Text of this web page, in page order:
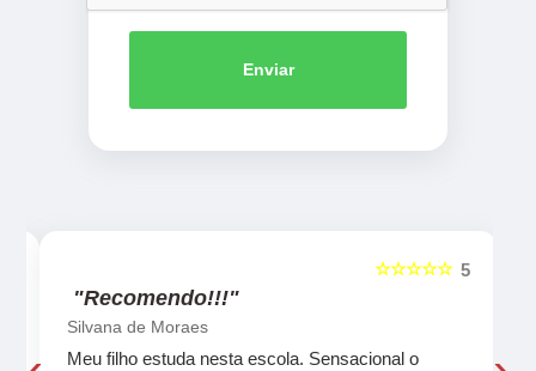
Enviar
5
☆☆☆☆☆
"Recomendo!!!"
Silvana de Moraes
Meu filho estuda nesta escola. Sensacional o